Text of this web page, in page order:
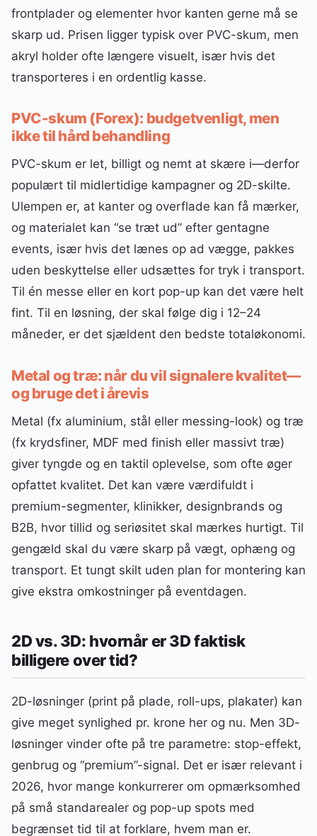
frontplader og elementer hvor kanten gerne må se
skarp ud. Prisen ligger typisk over PVC-skum, men
akryl holder ofte længere visuelt, især hvis det
transporteres i en ordentlig kasse.
PVC-skum (Forex): budgetvenligt, men
ikke til hård behandling
PVC-skum er let, billigt og nemt at skære i—derfor
populært til midlertidige kampagner og 2D-skilte.
Ulempen er, at kanter og overflade kan få mærker,
og materialet kan “se træt ud” efter gentagne
events, især hvis det lænes op ad vægge, pakkes
uden beskyttelse eller udsættes for tryk i transport.
Til én messe eller en kort pop-up kan det være helt
fint. Til en løsning, der skal følge dig i 12–24
måneder, er det sjældent den bedste totaløkonomi.
Metal og træ: når du vil signalere kvalitet—
og bruge det i årevis
Metal (fx aluminium, stål eller messing-look) og træ
(fx krydsfiner, MDF med finish eller massivt træ)
giver tyngde og en taktil oplevelse, som ofte øger
opfattet kvalitet. Det kan være værdifuldt i
premium-segmenter, klinikker, designbrands og
B2B, hvor tillid og seriøsitet skal mærkes hurtigt. Til
gengæld skal du være skarp på vægt, ophæng og
transport. Et tungt skilt uden plan for montering kan
give ekstra omkostninger på eventdagen.
2D vs. 3D: hvornår er 3D faktisk
billigere over tid?
2D-løsninger (print på plade, roll-ups, plakater) kan
give meget synlighed pr. krone her og nu. Men 3D-
løsninger vinder ofte på tre parametre: stop-effekt,
genbrug og “premium”-signal. Det er især relevant i
2026, hvor mange konkurrerer om opmærksomhed
på små standarealer og pop-up spots med
begrænset tid til at forklare, hvem man er.